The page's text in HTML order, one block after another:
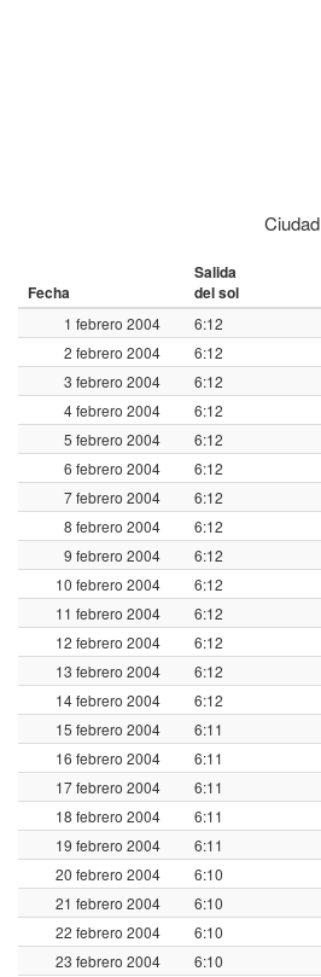
Ciudad
Fecha
Salida
del sol
1 febrero 2004 6:12
2 febrero 2004
6:12
3 febrero 2004
6:12
4 febrero 2004
6:12
5 febrero 2004
6:12
6 febrero 2004
6:12
7 febrero 2004
6:12
8 febrero 2004
6:12
9 febrero 2004
6:12
10 febrero 2004
6:12
11 febrero 2004
6:12
12 febrero 2004
6:12
13 febrero 2004
6:12
14 febrero 2004
6:12
15 febrero 2004
6:11
16 febrero 2004
6:11
17 febrero 2004
6:11
18 febrero 2004
6:11
19 febrero 2004
6:11
20 febrero 2004
6:10
21 febrero 2004
6:10
22 febrero 2004
6:10
23 febrero 2004
6:10